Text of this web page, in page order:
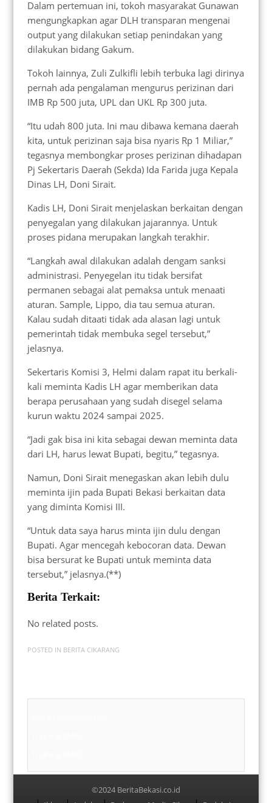
Dalam pertemuan ini, tokoh masyarakat Gunawan
mengungkapkan agar DLH transparan mengenai
output yang dilakukan setiap penindakan yang
dilakukan bidang Gakum.
Tokoh lainnya, Zuli Zulkifli lebih terbuka lagi dirinya
pernah ada pengalaman mengurus perizinan dari
IMB Rp 500 juta, UPL dan UKL Rp 300 juta.
“Itu udah 800 juta. Ini mau dibawa kemana daerah
kita, untuk perizinan saja bisa nyaris Rp 1 Miliar,”
tegasnya membongkar proses perizinan dihadapan
Pj Sekertaris Daerah (Sekda) Ida Farida juga Kepala
Dinas LH, Doni Sirait.
Kadis LH, Doni Sirait menjelaskan berkaitan dengan
penyegalan yang dilakukan jajarannya. Untuk
proses pidana merupakan langkah terakhir.
“Langkah awal dilakukan adalah dengam sanksi
administrasi. Penyegelan itu tidak bersifat
permanen sebagai alat pemaksa untuk menaati
aturan. Sample, Lippo, dia tau semua aturan.
Kalau sudah ditaati tidak ada alasan lagi untuk
pemerintah tidak membuka segel tersebut,”
jelasnya.
Sekertaris Komisi 3, Helmi dalam rapat itu berkali-
kali meminta Kadis LH agar memberikan data
berapa perusahaan yang sudah disegel selama
kurun waktu 2024 sampai 2025.
“Jadi gak bisa ini kita sebagai dewan meminta data
dari LH, harus lewat Bupati, begitu,” tegasnya.
Namun, Doni Sirait menegaskan akan lebih dulu
meminta ijin pada Bupati Bekasi berkaitan data
yang diminta Komisi III.
“Untuk data saya harus minta ijin dulu dengan
Bupati. Agar mencegah kebocoran data. Dewan
bisa bersurat ke Bupati untuk meminta data
tersebut,” jelasnya.(**)
Berita Terkait:
No related posts.
POSTED IN BERITA CIKARANG
©2024 BeritaBekasi.co.id